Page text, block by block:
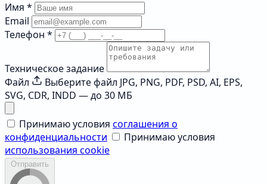
Имя *
Email
Телефон *
Техническое задание
Файл
Выберите файл JPG, PNG, PDF, PSD, AI, EPS,
SVG, CDR, INDD — до 30 МБ
Принимаю условия соглашения о
конфиденциальности
Принимаю условия
использования cookie
Отправить